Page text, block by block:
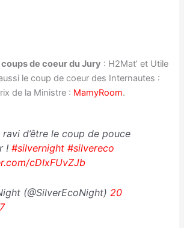
coups de coeur du Jury : H2Mat’ et Utile
le coup de coeur des Internautes :
de la Ministre : MamyRoom.
ravi d’être le coup de pouce
! #silvernight #silvereco
cDIxFUvZJb
(@SilverEcoNight) 20